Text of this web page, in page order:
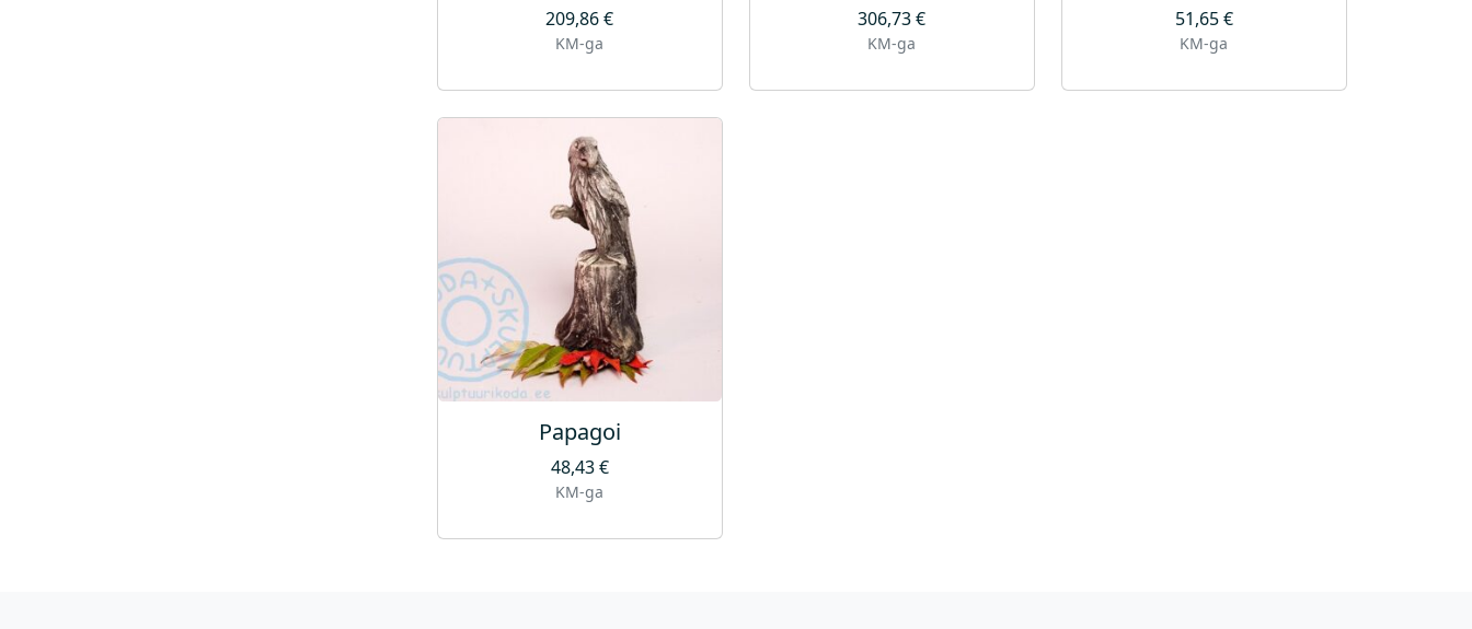
209,86€
KM-ga
306,73€
KM-ga
51,65€
KM-ga
Papagoi
48,43€
KM-ga